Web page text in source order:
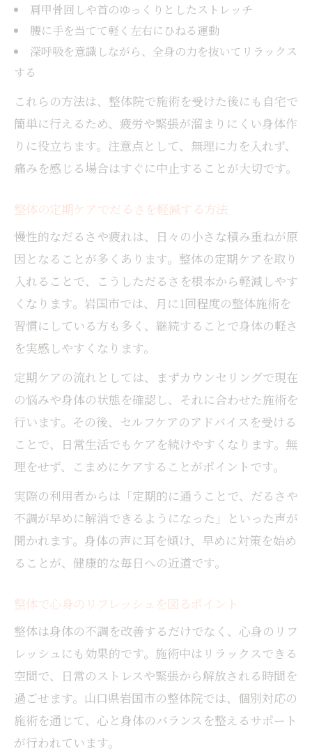
肩甲骨回しや首のゆっくりとしたストレッチ
腰に手を当てて軽く左右にひねる運動
深呼吸を意識しながら、全身の力を抜いてリラックス
する
これらの方法は、整体院で施術を受けた後にも自宅で
簡単に行えるため、疲労や緊張が溜まりにくい身体作
りに役立ちます。注意点として、無理に力を入れず、
痛みを感じる場合はすぐに中止することが大切です。
整体の定期ケアでだるさを軽減する方法
慢性的なだるさや疲れは、日々の小さな積み重ねが原
因となることが多くあります。整体の定期ケアを取り
入れることで、こうしただるさを根本から軽減しやす
くなります。岩国市では、月に1回程度の整体施術を
習慣にしている方も多く、継続することで身体の軽さ
を実感しやすくなります。
定期ケアの流れとしては、まずカウンセリングで現在
の悩みや身体の状態を確認し、それに合わせた施術を
行います。その後、セルフケアのアドバイスを受ける
ことで、日常生活でもケアを続けやすくなります。無
理をせず、こまめにケアすることがポイントです。
実際の利用者からは「定期的に通うことで、だるさや
不調が早めに解消できるようになった」といった声が
聞かれます。身体の声に耳を傾け、早めに対策を始め
ることが、健康的な毎日への近道です。
整体で心身のリフレッシュを図るポイント
整体は身体の不調を改善するだけでなく、心身のリフ
レッシュにも効果的です。施術中はリラックスできる
空間で、日常のストレスや緊張から解放される時間を
過ごせます。山口県岩国市の整体院では、個別対応の
施術を通じて、心と身体のバランスを整えるサポート
が行われています。